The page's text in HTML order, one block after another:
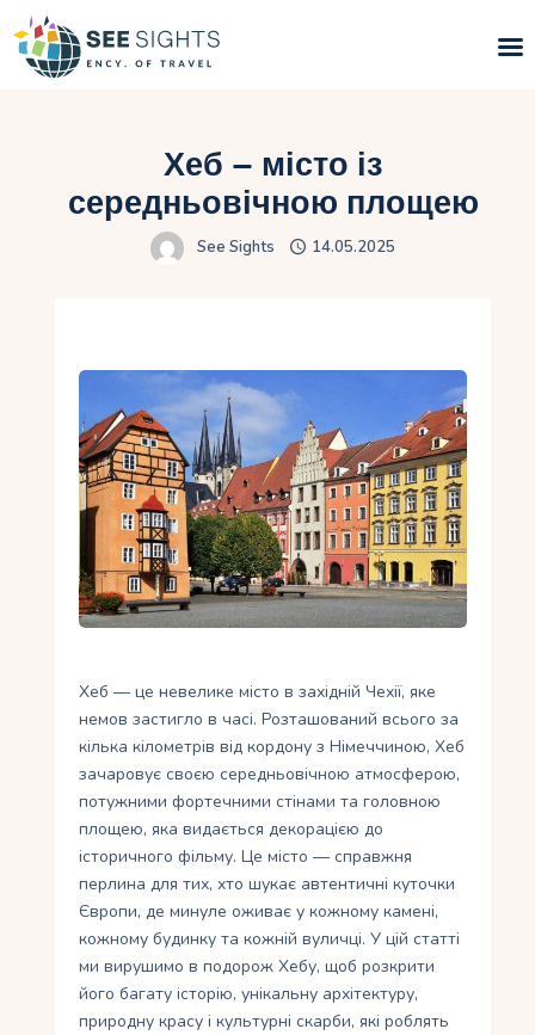
Гарячі тури
Типи Турів
Інфо
Блог
Контакти
Хеб – місто із
середньовічною площею
See Sights 14.05.2025
Хеб — це невелике місто в західній Чехії, яке
немов застигло в часі. Розташований всього за
кілька кілометрів від кордону з Німеччиною, Хеб
зачаровує своєю середньовічною атмосферою,
потужними фортечними стінами та головною
площею, яка видається декорацією до
історичного фільму. Це місто — справжня
перлина для тих, хто шукає автентичні куточки
Європи, де минуле оживає у кожному камені,
кожному будинку та кожній вуличці. У цій статті
ми вирушимо в подорож Хебу, щоб розкрити
його багату історію, унікальну архітектуру,
природну красу і культурні скарби, які роблять